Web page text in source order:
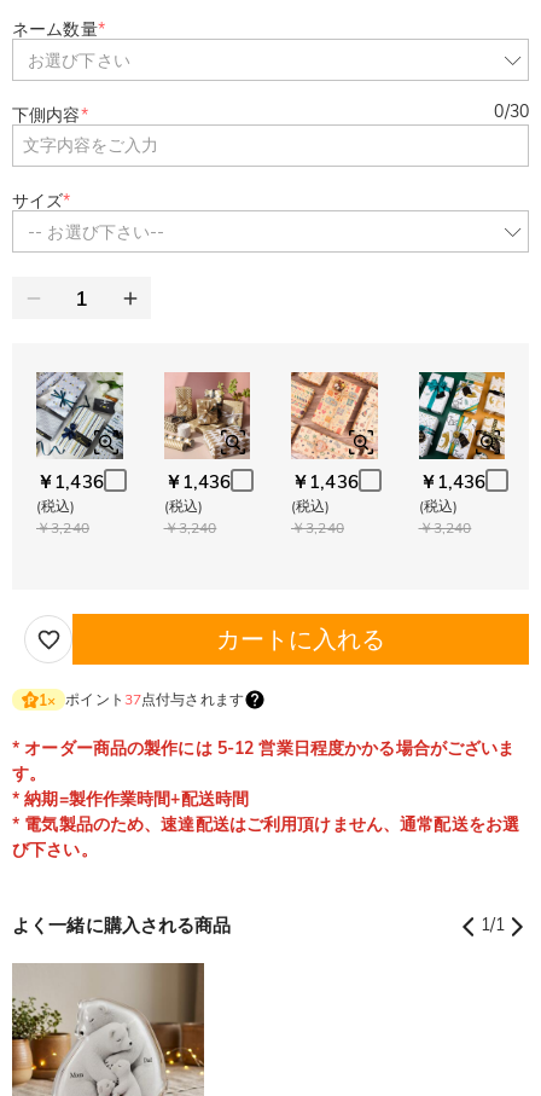
ネーム数量*
お選び下さい
下側内容* 0/30
サイズ*
-- お選び下さい--
￥1,436
(税込)
￥3,240
￥1,436
(税込)
￥3,240
￥1,436
(税込)
￥3,240
￥1,436
(税込)
￥3,240
カートに入れる
1× ポイント 37点付与されます
* オーダー商品の製作には 5-12 営業日程度かかる場合がございま
す。
* 納期=製作作業時間+配送時間
* 電気製品のため、速達配送はご利用頂けません、通常配送をお選
び下さい。
よく一緒に購入される商品 1/1